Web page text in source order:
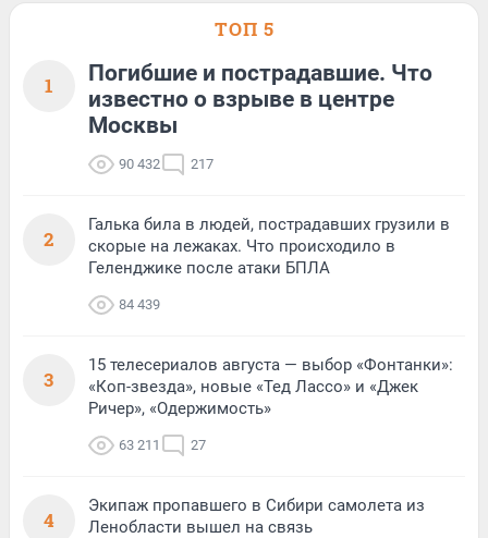
ТОП 5
1
Погибшие и пострадавшие. Что
известно о взрыве в центре
Москвы
90 432 217
2
Галька била в людей, пострадавших грузили в
скорые на лежаках. Что происходило в
Геленджике после атаки БПЛА
84 439
3
15 телесериалов августа — выбор «Фонтанки»:
«Коп-звезда», новые «Тед Лассо» и «Джек
Ричер», «Одержимость»
63 211 27
4
Экипаж пропавшего в Сибири самолета из
Ленобласти вышел на связь